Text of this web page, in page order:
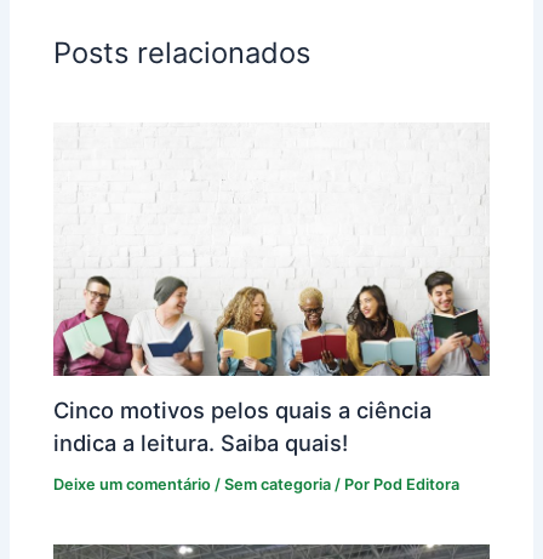
Posts relacionados
Cinco motivos pelos quais a ciência
indica a leitura. Saiba quais!
Deixe um comentário /Sem categoria / Por Pod Editora